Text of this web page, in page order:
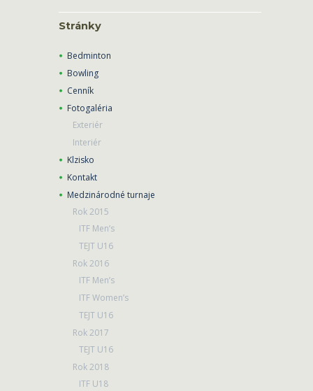
Stránky
Bedminton
Bowling
Cenník
Fotogaléria
Exteriér
Interiér
Klzisko
Kontakt
Medzinárodné turnaje
Rok 2015
ITF Men’s
TEJT U16
Rok 2016
ITF Men’s
ITF Women’s
TEJT U16
Rok 2017
TEJT U16
Rok 2018
ITF U18